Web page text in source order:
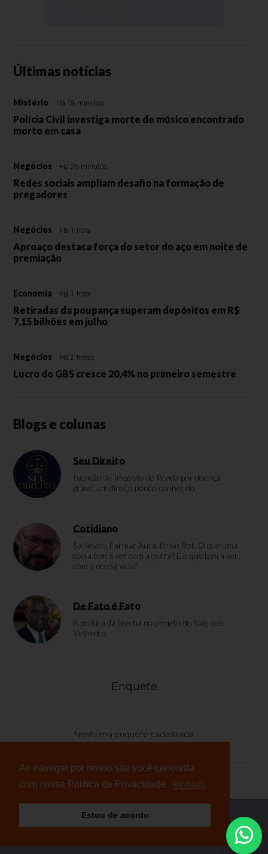
Ao navegar por nosso site você concorda
com nossa Política de Privacidade.
ler mais
Estou de acordo
Últimas notícias
Mistério Há 18 minutos
Polícia Civil investiga morte de músico encontrado
morto em casa
Negócios Há 26 minutos
Redes sociais ampliam desafio na formação de
pregadores
Negócios Há 1 hora
Aproaço destaca força do setor do aço em noite de
premiação
Economia Há 1 hora
Retiradas da poupança superam depósitos em R$
7,15 bilhões em julho
Negócios Há 2 horas
Lucro do GBS cresce 20,4% no primeiro semestre
Blogs e colunas
Seu Direito
Isenção de Imposto de Renda por doença
grave: um direito pouco conhecido
Cotidiano
Six Seven, Farmar Aura, Brain Rot. O que uma
coisa tem a ver com a outra? E o que tem a ver
com a nossa vida?
De Fato é Fato
A política da brecha no projeto do Vale dos
Vinhedos
Enquete
Nenhuma enquete cadastrada
© Copyright 2026 - NB Notícias - Todos os direitos